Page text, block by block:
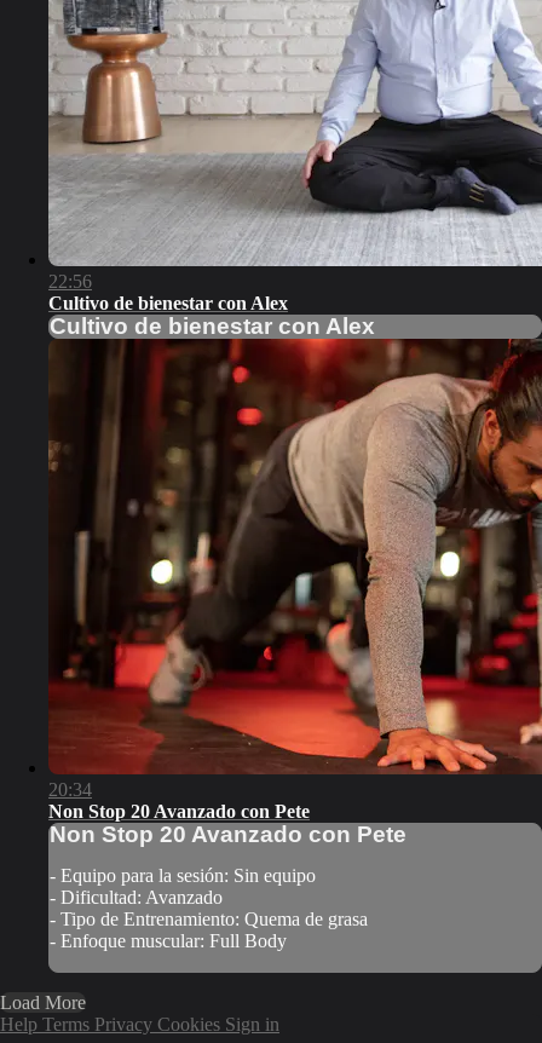
22:56
Cultivo de bienestar con Alex
Cultivo de bienestar con Alex
20:34
Non Stop 20 Avanzado con Pete
Non Stop 20 Avanzado con Pete
- Equipo para la sesión: Sin equipo
- Dificultad: Avanzado
- Tipo de Entrenamiento: Quema de grasa
- Enfoque muscular: Full Body
Load More
Help Terms Privacy Cookies Sign in